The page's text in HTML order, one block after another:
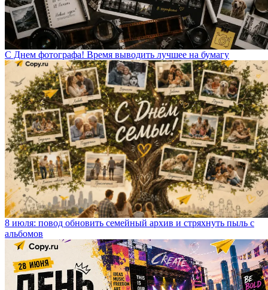
С Днем фотографа! Время выводить лучшее на бумагу
8 июля: повод обновить семейный архив и стряхнуть пыль с
альбомов